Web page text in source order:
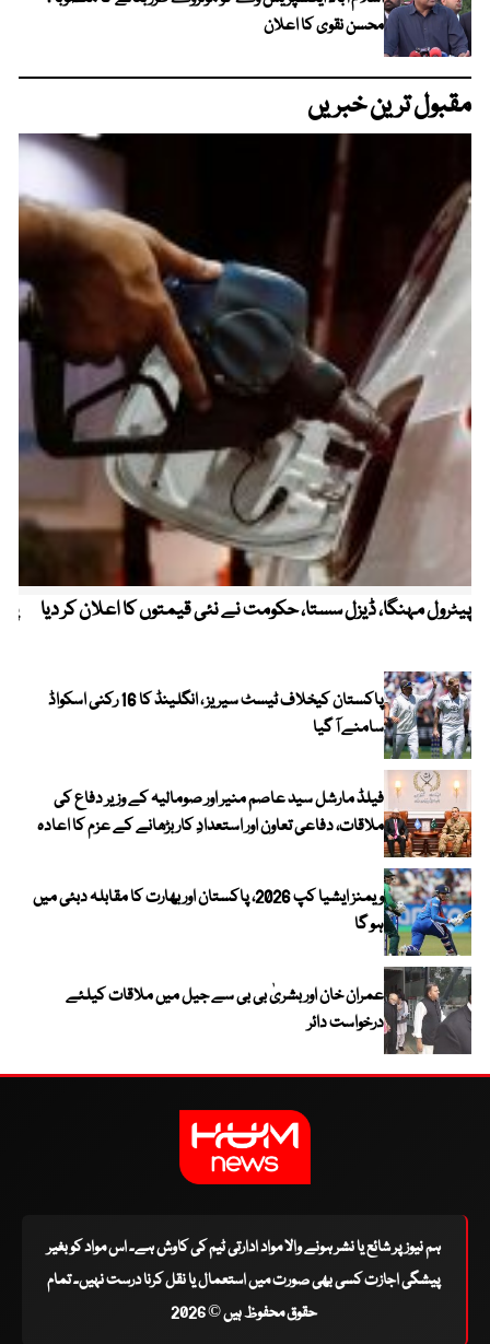
محسن نقوی کا اعلان
مقبول ترین خبریں
پیٹرول مہنگا، ڈیزل سستا، حکومت نے نئی قیمتوں کا اعلان کر دیا
پاکستان کیخلاف ٹیسٹ سیریز ، انگلینڈ کا 16 رکنی اسکواڈ
سامنے آ گیا
فیلڈ مارشل سید عاصم منیر اور صومالیہ کے وزیر دفاع کی
ملاقات، دفاعی تعاون اور استعدادِ کار بڑھانے کے عزم کا اعادہ
ویمنز ایشیا کپ 2026، پاکستان اور بھارت کا مقابلہ دبئی میں
ہو گا
عمران خان اور بشریٰ بی بی سے جیل میں ملاقات کیلئے
درخواست دائر
ہم نیوز پر شائع یا نشر ہونے والا مواد ادارتی ٹیم کی کاوش ہے۔ اس مواد کو بغیر
پیشگی اجازت کسی بھی صورت میں استعمال یا نقل کرنا درست نہیں۔ تمام
حقوق محفوظ ہیں © 2026